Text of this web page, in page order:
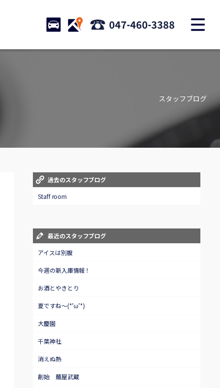
STOCK ACCESS 047-460-3388
スタッフblog
Staff blog
スタッフブログ
過去のスタッフブログ
Staff room
最近のスタッフブログ
アイスは別腹
今週の新入庫情報！
お酒とやきとり
夏ですね～(*’ω’*)
大慶園
千葉神社
消えぬ熱
創始 麺屋武蔵